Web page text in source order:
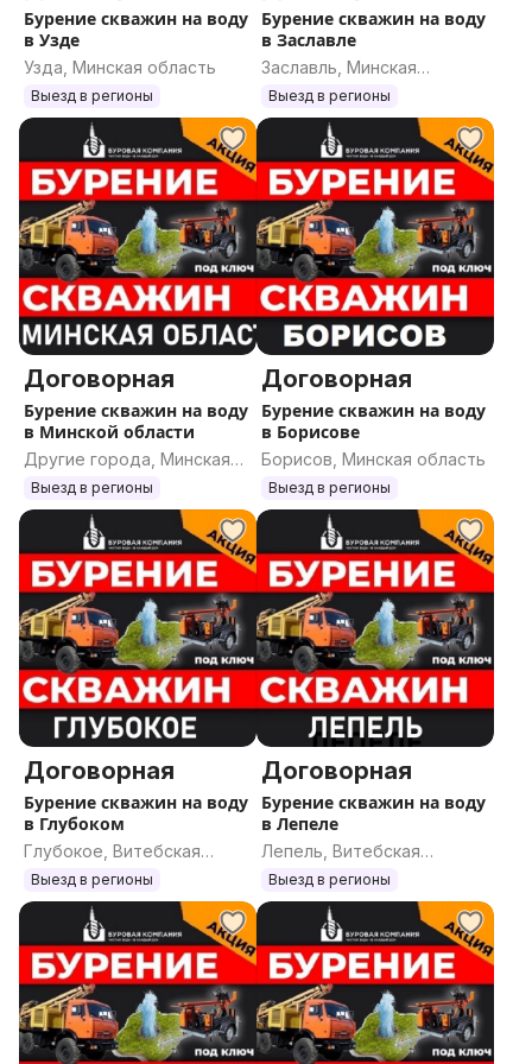
Бурение скважин на воду
в Узде
Узда, Минская область
Выезд в регионы
Бурение скважин на воду
в Заславле
Заславль, Минская
область
Выезд в регионы
Договорная
Бурение скважин на воду
в Минской области
Другие города, Минская
область
Выезд в регионы
Договорная
Бурение скважин на воду
в Борисове
Борисов, Минская область
Выезд в регионы
Договорная
Бурение скважин на воду
в Глубоком
Глубокое, Витебская
область
Выезд в регионы
Договорная
Бурение скважин на воду
в Лепеле
Лепель, Витебская
область
Выезд в регионы